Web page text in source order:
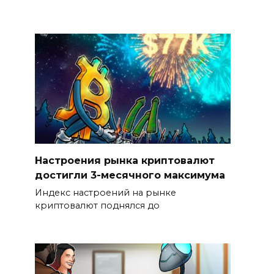
Настроения рынка криптовалют
достигли 3-месячного максимума
Индекс настроений на рынке
криптовалют поднялся до